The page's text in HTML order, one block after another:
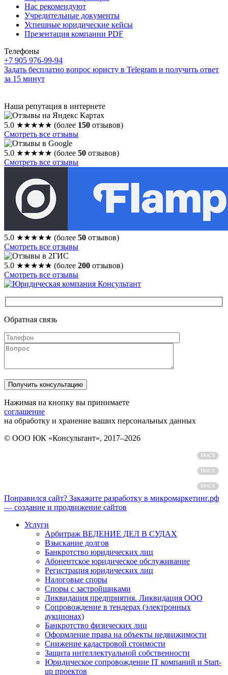
Нас рекомендуют
Учредительные документы
Успешные юридические кейсы
Презентация компании PDF
Телефоны
+7 905 976-99-94
Задать бесплатно вопрос юристу в Telegram и получить ответ
за 15 минут
Наша репутация в интернете
5.0 ★★★★★ (более 150 отзывов)
Смотреть все отзывы
5.0 ★★★★★ (более 50 отзывов)
Смотреть все отзывы
5.0 ★★★★★ (более 50 отзывов)
Смотреть все отзывы
5.0 ★★★★★ (более 200 отзывов)
Смотреть все отзывы
Обратная связь
Нажимая на кнопку вы принимаете
соглашение
на обработку и хранение ваших персональных данных
© ООО ЮК «Консультант», 2017–2026
DOCX
DOCX
DOCX
Понравился сайт? Закажите разработку в микромаркетинг.рф
— создание и продвижение сайтов
Услуги
Арбитраж ВЕДЕНИЕ ДЕЛ В СУДАХ
Взыскание долгов
Банкротство юридических лиц
Абонентское юридическое обслуживание
Регистрация юридических лиц
Налоговые споры
Споры с застройщиками
Ликвидация предприятия. Ликвидация ООО
Сопровождение в тендерах (электронных
аукционах)
Банкротство физических лиц
Оформление права на объекты недвижимости
Снижение кадастровой стоимости
Защита интеллектуальной собственности
Юридическое сопровождение IT компаний и Start-
up проектов